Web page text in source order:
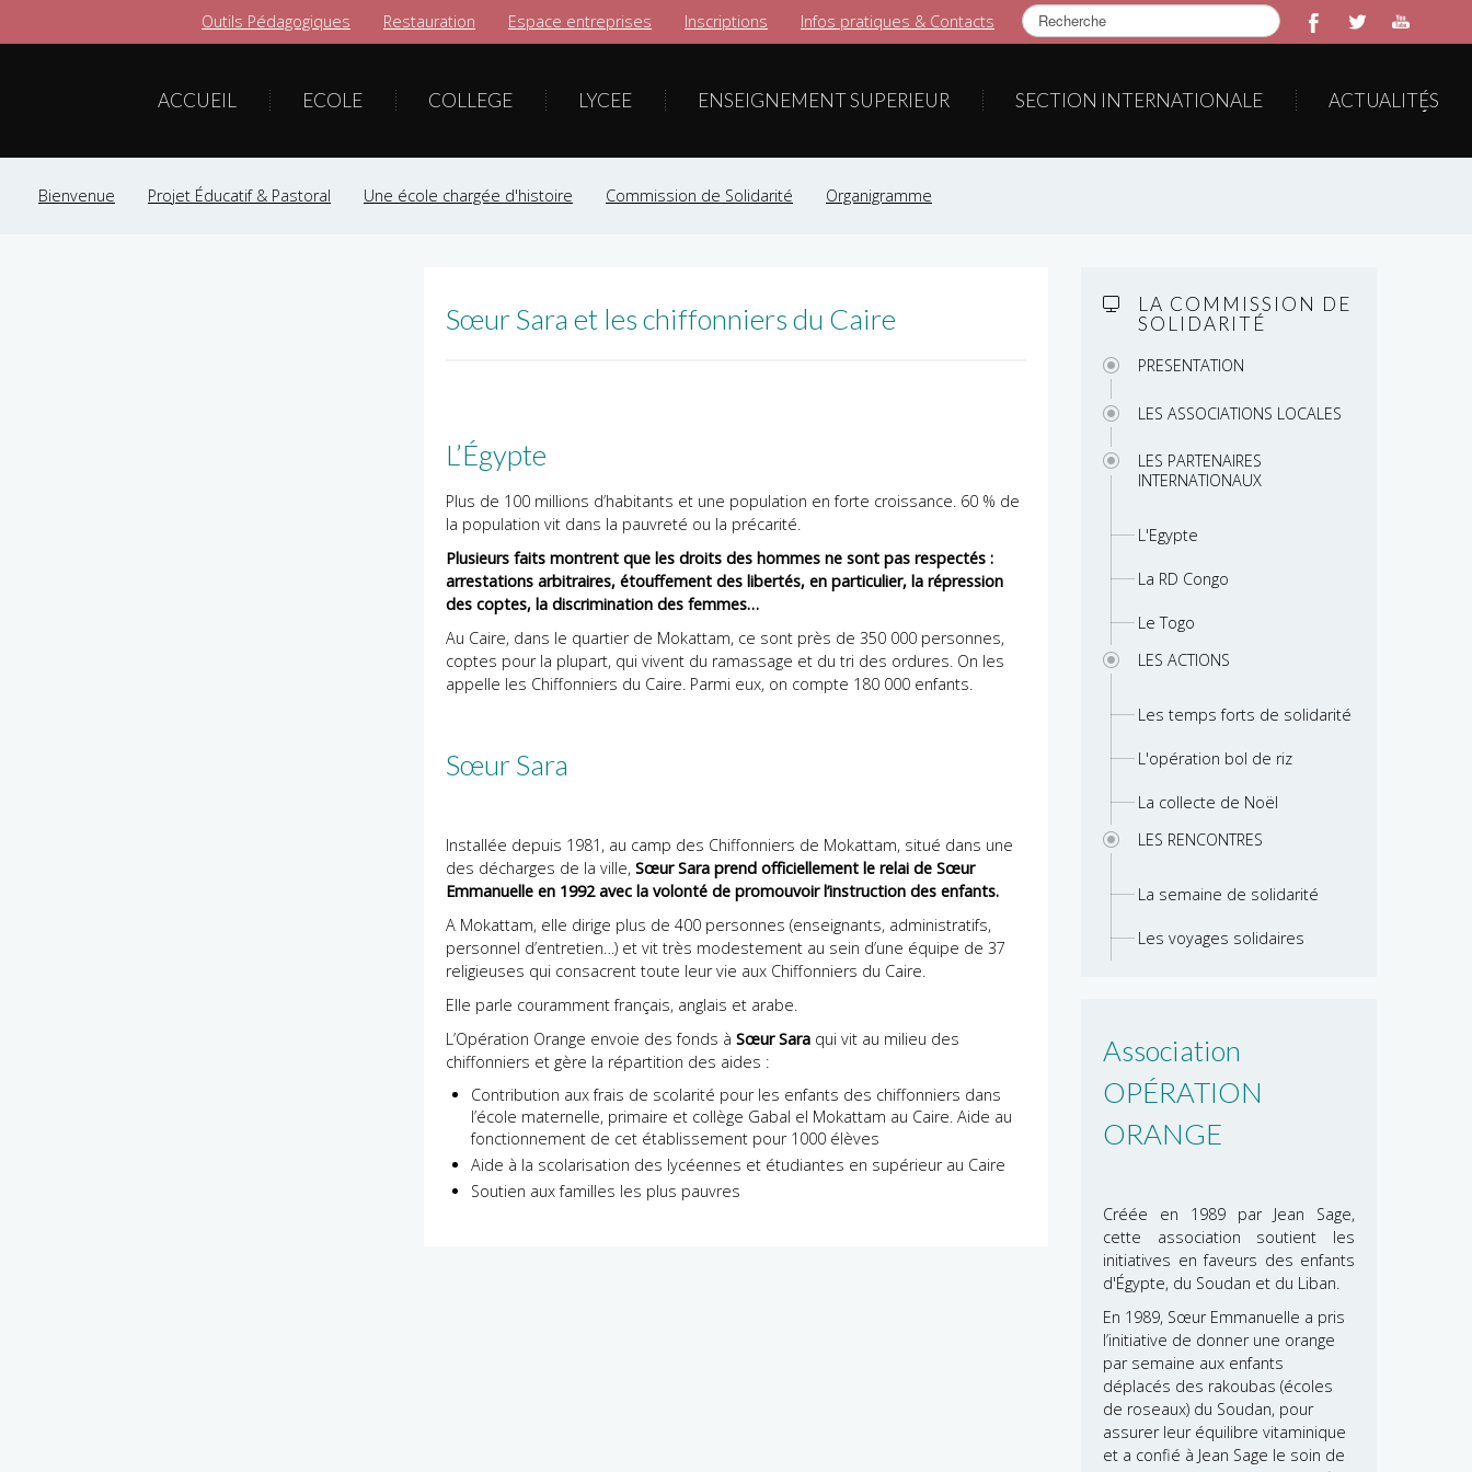
Rechercher
Outils Pédagogiques Restauration Espace entreprises Inscriptions Infos pratiques & Contacts
ACCUEIL ECOLE COLLEGE LYCEE ENSEIGNEMENT SUPERIEUR SECTION INTERNATIONALE ACTUALITÉS
Bienvenue Projet Éducatif & Pastoral Une école chargée d'histoire Commission de Solidarité Organigramme
Sœur Sara et les chiffonniers du Caire
L’Égypte
Plus de 100 millions d’habitants et une population en forte croissance. 60 % de
la population vit dans la pauvreté ou la précarité.
Plusieurs faits montrent que les droits des hommes ne sont pas respectés :
arrestations arbitraires, étouffement des libertés, en particulier, la répression
des coptes, la discrimination des femmes…
Au Caire, dans le quartier de Mokattam, ce sont près de 350 000 personnes,
coptes pour la plupart, qui vivent du ramassage et du tri des ordures. On les
appelle les Chiffonniers du Caire. Parmi eux, on compte 180 000 enfants.
Sœur Sara
Installée depuis 1981, au camp des Chiffonniers de Mokattam, situé dans une
des décharges de la ville, Sœur Sara prend officiellement le relai de Sœur
Emmanuelle en 1992 avec la volonté de promouvoir l’instruction des enfants.
A Mokattam, elle dirige plus de 400 personnes (enseignants, administratifs,
personnel d’entretien…) et vit très modestement au sein d’une équipe de 37
religieuses qui consacrent toute leur vie aux Chiffonniers du Caire.
Elle parle couramment français, anglais et arabe.
L’Opération Orange envoie des fonds à Sœur Sara qui vit au milieu des
chiffonniers et gère la répartition des aides :
Contribution aux frais de scolarité pour les enfants des chiffonniers dans
l’école maternelle, primaire et collège Gabal el Mokattam au Caire. Aide au
fonctionnement de cet établissement pour 1000 élèves
Aide à la scolarisation des lycéennes et étudiantes en supérieur au Caire
Soutien aux familles les plus pauvres
LA COMMISSION DE
SOLIDARITÉ
PRESENTATION
LES ASSOCIATIONS LOCALES
LES PARTENAIRES
INTERNATIONAUX
L'Egypte
La RD Congo
Le Togo
LES ACTIONS
Les temps forts de solidarité
L'opération bol de riz
La collecte de Noël
LES RENCONTRES
La semaine de solidarité
Les voyages solidaires
Association
OPÉRATION
ORANGE
Créée en 1989 par Jean Sage,
cette association soutient les
initiatives en faveurs des enfants
d'Égypte, du Soudan et du Liban.
En 1989, Sœur Emmanuelle a pris
l’initiative de donner une orange
par semaine aux enfants
déplacés des rakoubas (écoles
de roseaux) du Soudan, pour
assurer leur équilibre vitaminique
et a confié à Jean Sage le soin de